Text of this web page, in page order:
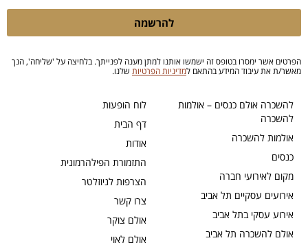
לוח הופעות
דף הבית
אודות
התזמורת הפילהרמונית
הצרפות לניוזלטר
צרו קשר
אולם צוקר
אולם לאוי
להשכרה אולם כנסים – אולמות
להשכרה
אולמות להשכרה
כנסים
מקום לאירועי חברה
אירועים עסקיים תל אביב
אירוע עסקי בתל אביב
אולם להשכרה תל אביב
להרשמה
הפרטים אשר ימסרו בטופס זה ישמשו אותנו למתן מענה לפנייתך. בלחיצה על 'שליחה', הנך
מאשר/ת את עיבוד המידע בהתאם למדיניות הפרטיות שלנו.